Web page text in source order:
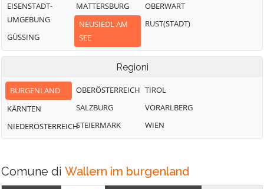
EISENSTADT-
UMGEBUNG
GÜSSING
MATTERSBURG
NEUSIEDL AM
SEE
OBERWART
RUST(STADT)
Regioni
BURGENLAND
KÄRNTEN
NIEDERÖSTERREICH
OBERÖSTERREICH
SALZBURG
STEIERMARK
TIROL
VORARLBERG
WIEN
Comune di Wallern im burgenland